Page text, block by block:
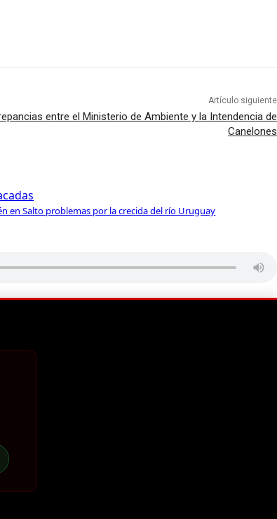
Artículo siguiente
entre el Ministerio de Ambiente y la Intendencia de
Canelones
en Salto problemas por la crecida del río Uruguay